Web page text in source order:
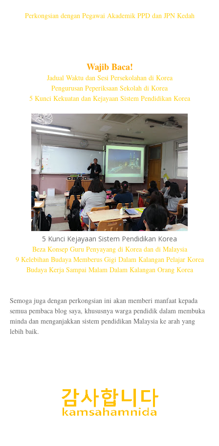
Perkongsian dengan Pegawai Akademik PPD dan JPN Kedah
Wajib Baca!
Jadual Waktu dan Sesi Persekolahan di Korea
Pengurusan Peperiksaan Sekolah di Korea
5 Kunci Kekuatan dan Kejayaan Sistem Pendidikan Korea
5 Kunci Kejayaan Sistem Pendidikan Korea
Beza Konsep Guru Penyayang di Korea dan di Malaysia
9 Kelebihan Budaya Memberus Gigi Dalam Kalangan Pelajar Korea
Budaya Kerja Sampai Malam Dalam Kalangan Orang Korea
Semoga juga dengan perkongsian ini akan memberi manfaat kepada
semua pembaca blog saya, khususnya warga pendidik dalam membuka
minda dan menganjakkan sistem pendidikan Malaysia ke arah yang
lebih baik.